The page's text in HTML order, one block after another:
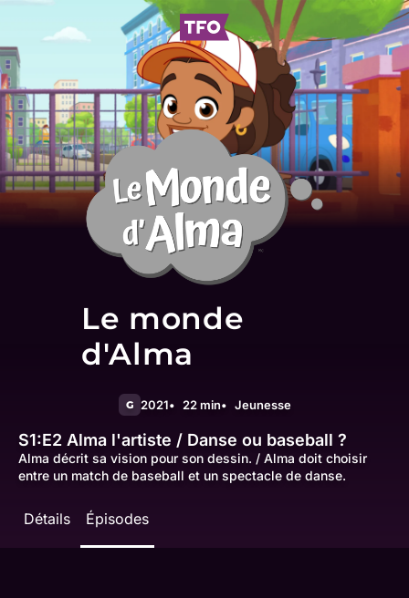
Le monde
d'Alma
G 2021 22 min Jeunesse
S1:E2 Alma l'artiste / Danse ou baseball ?
Alma décrit sa vision pour son dessin. / Alma doit choisir
entre un match de baseball et un spectacle de danse.
Détails Épisodes